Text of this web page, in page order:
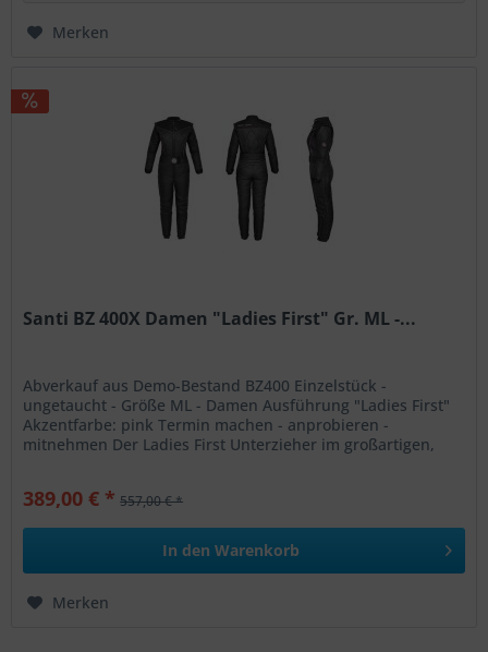
Merken
Santi BZ 400X Damen "Ladies First" Gr. ML -...
Abverkauf aus Demo-Bestand BZ400 Einzelstück -
ungetaucht - Größe ML - Damen Ausführung "Ladies First"
Akzentfarbe: pink Termin machen - anprobieren -
mitnehmen Der Ladies First Unterzieher im großartigen,
389,00 € * 557,00 € *
In den Warenkorb
Merken